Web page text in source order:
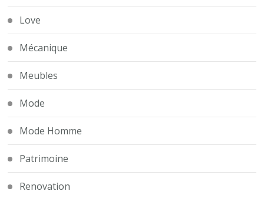
Love
Mécanique
Meubles
Mode
Mode Homme
Patrimoine
Renovation